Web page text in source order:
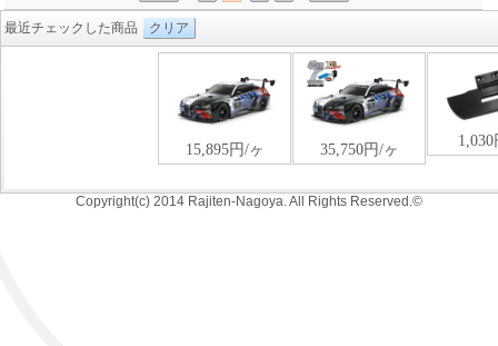
最近チェックした商品 クリア
Copyright(c) 2014 Rajiten-Nagoya. All Rights Reserved.©